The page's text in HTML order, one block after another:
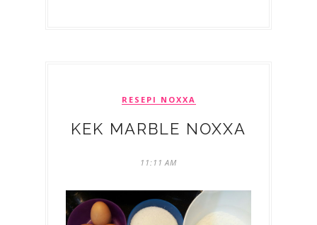
RESEPI NOXXA
KEK MARBLE NOXXA
11:11 AM